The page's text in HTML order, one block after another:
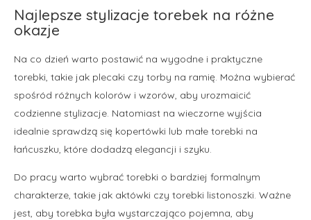
Najlepsze stylizacje torebek na różne
okazje
Na co dzień warto postawić na wygodne i praktyczne
torebki, takie jak plecaki czy torby na ramię. Można wybierać
spośród różnych kolorów i wzorów, aby urozmaicić
codzienne stylizacje. Natomiast na wieczorne wyjścia
idealnie sprawdzą się kopertówki lub małe torebki na
łańcuszku, które dodadzą elegancji i szyku.
Do pracy warto wybrać torebki o bardziej formalnym
charakterze, takie jak aktówki czy torebki listonoszki. Ważne
jest, aby torebka była wystarczająco pojemna, aby